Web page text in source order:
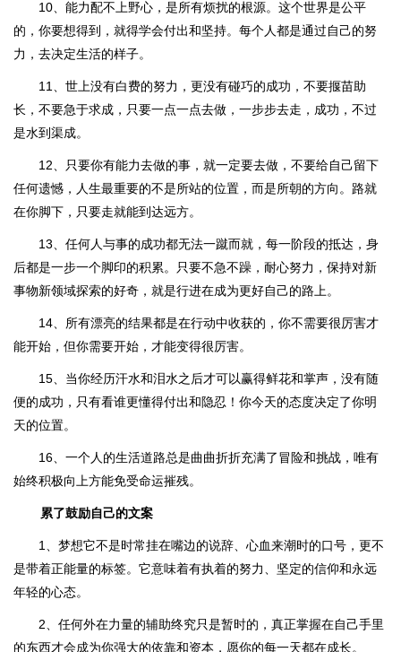
10、能力配不上野心，是所有烦扰的根源。这个世界是公平
的，你要想得到，就得学会付出和坚持。每个人都是通过自己的努
力，去决定生活的样子。
11、世上没有白费的努力，更没有碰巧的成功，不要揠苗助
长，不要急于求成，只要一点一点去做，一步步去走，成功，不过
是水到渠成。
12、只要你有能力去做的事，就一定要去做，不要给自己留下
任何遗憾，人生最重要的不是所站的位置，而是所朝的方向。路就
在你脚下，只要走就能到达远方。
13、任何人与事的成功都无法一蹴而就，每一阶段的抵达，身
后都是一步一个脚印的积累。只要不急不躁，耐心努力，保持对新
事物新领域探索的好奇，就是行进在成为更好自己的路上。
14、所有漂亮的结果都是在行动中收获的，你不需要很厉害才
能开始，但你需要开始，才能变得很厉害。
15、当你经历汗水和泪水之后才可以赢得鲜花和掌声，没有随
便的成功，只有看谁更懂得付出和隐忍！你今天的态度决定了你明
天的位置。
16、一个人的生活道路总是曲曲折折充满了冒险和挑战，唯有
始终积极向上方能免受命运摧残。
累了鼓励自己的文案
1、梦想它不是时常挂在嘴边的说辞、心血来潮时的口号，更不
是带着正能量的标签。它意味着有执着的努力、坚定的信仰和永远
年轻的心态。
2、任何外在力量的辅助终究只是暂时的，真正掌握在自己手里
的东西才会成为你强大的依靠和资本，愿你的每一天都在成长。